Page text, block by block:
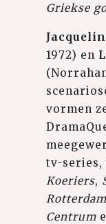
Griekse
1972) en
vormen
tv-series,
Koeriers,
Rotterdam
Centrum